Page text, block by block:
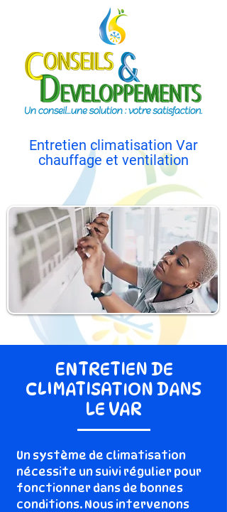
Entretien climatisation Var
chauffage et ventilation
ENTRETIEN DE
CLIMATISATION DANS
LE VAR
Un système de climatisation
nécessite un suivi régulier pour
fonctionner dans de bonnes
conditions. Nous intervenons